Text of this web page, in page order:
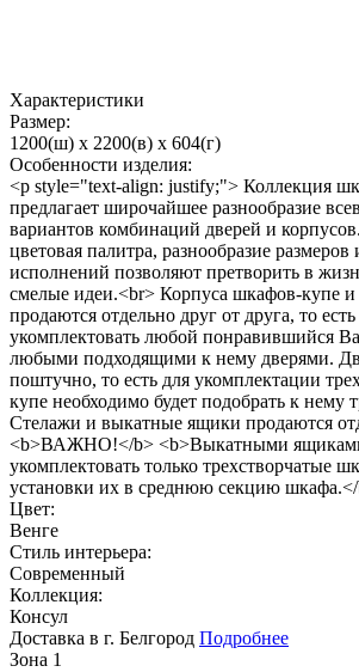
Характеристики
Размер:
1200(ш) x 2200(в) x 604(г)
Особенности изделия:
<p style="text-align: justify;"> Коллекция
предлагает широчайшее разнообразие
вариантов комбинаций дверей и
цветовая палитра, разнообразие
исполнений позволяют претворить в
смелые идеи.<br> Корпуса шкафов-купе
продаются отдельно друг от друга, то
укомплектовать любой понравившийся
любыми подходящими к нему дверями.
поштучно, то есть для укомплектации
купе необходимо будет подобрать к нему
Стелажи и выкатные ящики продаются
<b>ВАЖНО!</b> <b>Выкатными
укомплектовать только трехстворчатые
установки их в среднюю секцию
Цвет:
Венге
Стиль интерьера:
Современный
Коллекция:
Консул
Доставка в г. Белгород Подробнее
Зона 1